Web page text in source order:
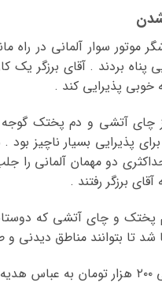
موتور سوار آلمانی در راه
پناه بردند . آقای برزگر یک
پذیرایی کند .
چای آتشی و دم پختک
پذیرایی بسیار ناچیز
دو مهمان آلمانی را
برزگر رفتند .
پختک و چای آتشی که
شد تا بتوانند مناطق دیدنی
موقع برگشت مهمانان آلمانی ۲۰۰